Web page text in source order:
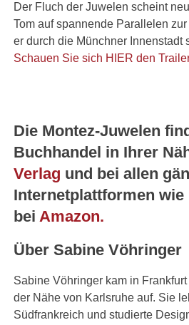
Der Fluch der Juwelen scheint
Tom auf spannende Parallelen
er durch die Münchner Innenstadt
Schauen Sie sich HIER den
Die Montez-Juwelen
Buchhandel in Ihrer
Verlag und bei allen
Internetplattformen
beiAmazon.
Über Sabine Vöhringer
Sabine Vöhringer kam in
der Nähe von Karlsruhe auf. Sie
Südfrankreich und studierte